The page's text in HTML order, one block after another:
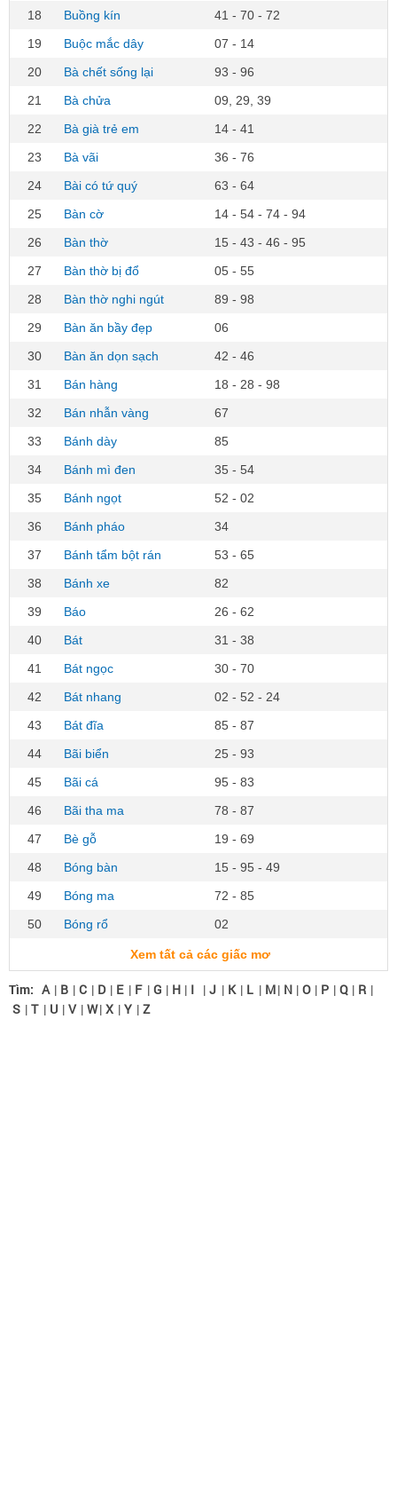
18
Buồng kín
41 - 70 - 72
19
Buộc mắc dây
07 - 14
20
Bà chết sống lại
93 - 96
21
Bà chửa
09, 29, 39
22
Bà già trẻ em
14 - 41
23
Bà vãi
36 - 76
24
Bài có tứ quý
63 - 64
25
Bàn cờ
14 - 54 - 74 - 94
26
Bàn thờ
15 - 43 - 46 - 95
27
Bàn thờ bị đổ
05 - 55
28
Bàn thờ nghi ngút
89 - 98
29
Bàn ăn bầy đẹp
06
30
Bàn ăn dọn sạch
42 - 46
31
Bán hàng
18 - 28 - 98
32
Bán nhẫn vàng
67
33
Bánh dày
85
34
Bánh mì đen
35 - 54
35
Bánh ngọt
52 - 02
36
Bánh pháo
34
37
Bánh tẩm bột rán
53 - 65
38
Bánh xe
82
39
Báo
26 - 62
40
Bát
31 - 38
41
Bát ngọc
30 - 70
42
Bát nhang
02 - 52 - 24
43
Bát đĩa
85 - 87
44
Bãi biển
25 - 93
45
Bãi cá
95 - 83
46
Bãi tha ma
78 - 87
47
Bè gỗ
19 - 69
48
Bóng bàn
15 - 95 - 49
49
Bóng ma
72 - 85
50
Bóng rổ 02
Xem tất cả các giấc mơ
Tìm: A | B | C | D | E | F | G | H | I | J | K | L | M| N | O | P | Q | R |
S | T | U | V | W| X | Y | Z